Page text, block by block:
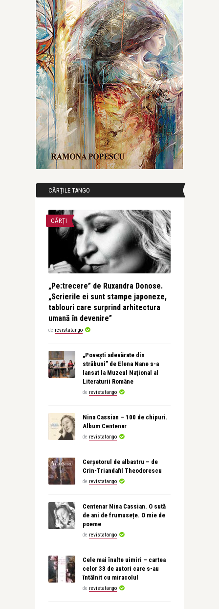
CĂRȚILE TANGO
CĂRȚI
„Pe:trecere” de Ruxandra Donose.
„Scrierile ei sunt stampe japoneze,
tablouri care surprind arhitectura
umană în devenire”
de revistatango
„Povești adevărate din
străbuni” de Elena Nane s-a
lansat la Muzeul Național al
Literaturii Române
de revistatango
Nina Cassian – 100 de chipuri.
Album Centenar
de revistatango
Cerșetorul de albastru – de
Crin-Triandafil Theodorescu
de revistatango
Centenar Nina Cassian. O sută
de ani de frumusețe. O mie de
poeme
de revistatango
Cele mai înalte uimiri – cartea
celor 33 de autori care s-au
întâlnit cu miracolul
de revistatango